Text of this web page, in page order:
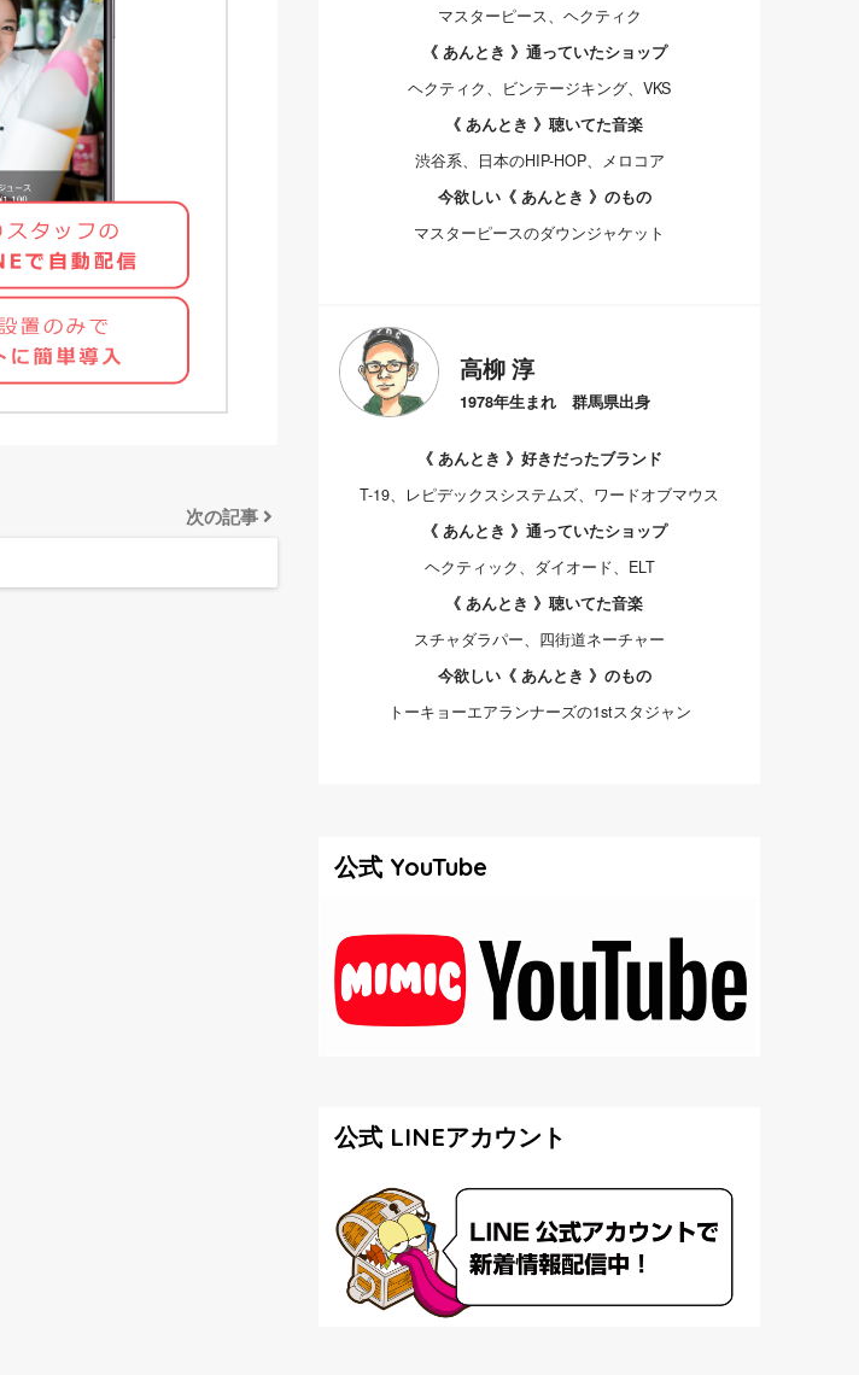
次の記事
マスターピース、ヘクティク
《 あんとき 》通っていたショップ
ヘクティク、ビンテージキング、VKS
《 あんとき 》聴いてた音楽
渋谷系、日本のHIP-HOP、メロコア
今欲しい《 あんとき 》のもの
マスターピースのダウンジャケット
高柳 淳
1978年生まれ 群馬県出身
《 あんとき 》好きだったブランド
T-19、レピデックスシステムズ、ワードオブマウス
《 あんとき 》通っていたショップ
ヘクティック、ダイオード、ELT
《 あんとき 》聴いてた音楽
スチャダラパー、四街道ネーチャー
今欲しい《 あんとき 》のもの
トーキョーエアランナーズの1stスタジャン
公式 YouTube
公式 LINEアカウント